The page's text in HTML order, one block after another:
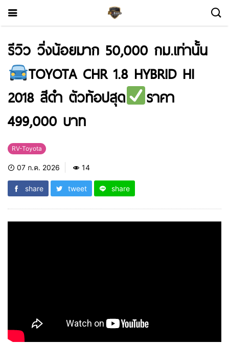
รีวิว วิ่งน้อยมาก 50,000 กม.เท่านั้น
TOYOTA CHR 1.8 HYBRID HI
2018 สีดำ ตัวท้อปสุด
ราคา
499,000 บาท
RV-Toyota
07 ก.ค. 2026 14
share tweet share